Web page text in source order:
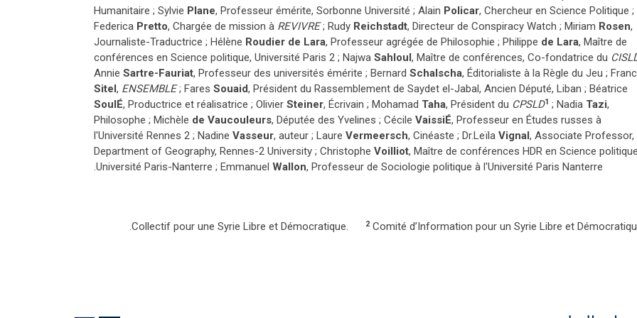
Humanitaire ; Sylvie Plane, Professeur émérite, Sorbonne Université ; Alain Policar, Chercheur en Science Politique ;
Federica Pretto, Chargée de mission à REVIVRE; Rudy Reichstadt, Directeur de Conspiracy Watch ; Miriam Rosen,
Journaliste-Traductrice ; Hélène Roudier de Lara, Professeur agrégée de Philosophie ; Philippe de Lara, Maître de
conférences en Science politique, Université Paris 2 ; Najwa Sahloul , Maître de conférences, Co-fondatrice du
Annie Sartre-Fauriat, Professeur des universités émérite ; Bernard Schalscha, Éditorialiste à la Règle du Jeu ;
Sitel , ENSEMBLE; Fares Souaid, Président du Rassemblement de Saydet el-Jabal, Ancien Député, Liban ; Béatrice
Soul É, Productrice et réalisatrice ; Olivier Steiner, Écrivain ; Mohamad Taha, Président du CPSLD1 ; Nadia Tazi,
Philosophe ; Michèle de Vaucouleurs, Députée des Yvelines ; Cécile Vaissi É, Professeur en Études russes à
l'Université Rennes 2 ; Nadine Vasseur, auteur ; Laure Vermeersch, Cinéaste ; Dr.Leïla Vignal , Associate Professor,
Department of Geography, Rennes-2 University ; Christophe Voilliot, Maître de conférences HDR en Science
Université Paris-Nanterre ; Emmanuel Wallon, Professeur de Sociologie politique à l'Université Paris Nanterre.
2Comité d’Information pour un Syrie Libre et